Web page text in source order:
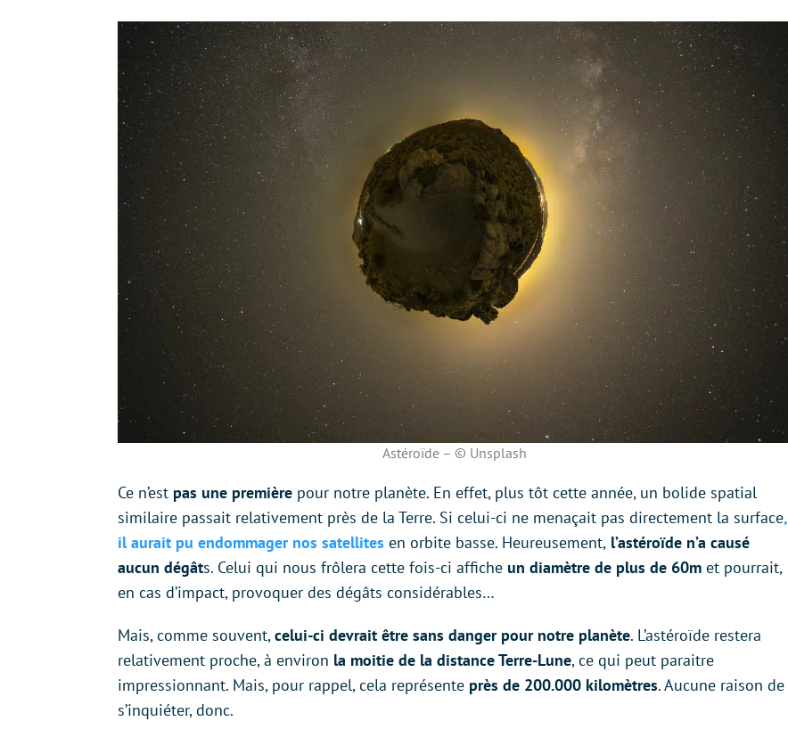
Astéroïde – © Unsplash
Ce n’est pas une première pour notre planète. En effet, plus tôt cette année, un bolide spatial
similaire passait relativement près de la Terre. Si celui-ci ne menaçait pas directement la surface,
il aurait pu endommager nos satellites en orbite basse. Heureusement, l’astéroïde n’a causé
aucun dégâts. Celui qui nous frôlera cette fois-ci affiche un diamètre de plus de 60m et pourrait,
en cas d’impact, provoquer des dégâts considérables…
Mais, comme souvent, celui-ci devrait être sans danger pour notre planète. L’astéroïde restera
relativement proche, à environ la moitie de la distance Terre-Lune, ce qui peut paraitre
impressionnant. Mais, pour rappel, cela représente près de 200.000 kilomètres. Aucune raison de
s’inquiéter, donc.